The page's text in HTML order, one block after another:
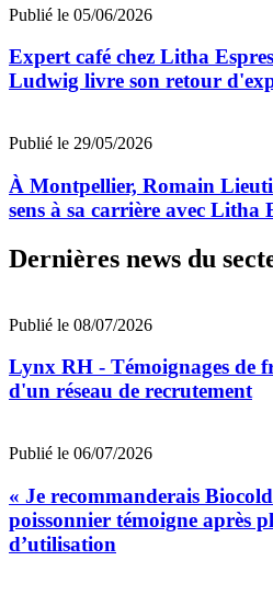
Publié le 05/06/2026
Expert café chez Litha
Ludwig livre son retour
Publié le 29/05/2026
À Montpellier, Romain
sens à sa carrière avec Litha
Dernières news du
Publié le 08/07/2026
Lynx RH - Témoignages de
d'un réseau de recrutement
Publié le 06/07/2026
« Je recommanderais
poissonnier témoigne après
d’utilisation